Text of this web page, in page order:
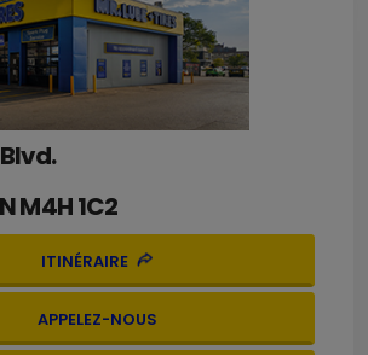
M4H 1C2
ITINÉRAIRE
APPELEZ-NOUS